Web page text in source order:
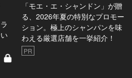
「モエ・エ・シャンドン」が贈
る、2026年夏の特別なプロモー
ション。極上のシャンパンを味
わえる厳選店舗を一挙紹介！
PR